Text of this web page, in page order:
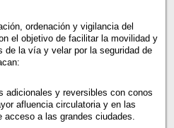
ordenación y vigilancia del
el objetivo de facilitar la movilidad y
de la vía y velar por la seguridad de
adicionales y reversibles con conos
afluencia circulatoria y en las
a las grandes ciudades.